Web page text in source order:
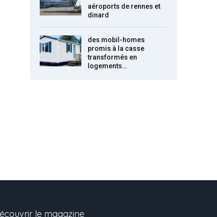
aéroports de rennes et
dinard
des mobil-homes
promis à la casse
transformés en
logements…
le magazine